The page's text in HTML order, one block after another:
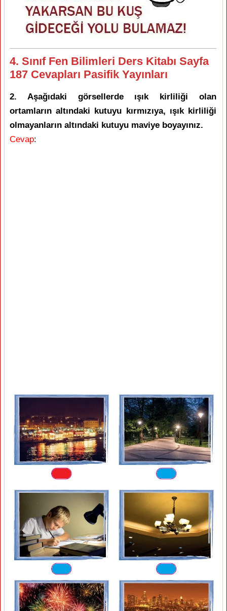
4. Sınıf Fen Bilimleri Ders Kitabı Sayfa
187 Cevapları Pasifik Yayınları
2. Aşağıdaki görsellerde ışık kirliliği olan
ortamların altındaki kutuyu kırmızıya, ışık kirliliği
olmayanların altındaki kutuyu maviye boyayınız.
Cevap: